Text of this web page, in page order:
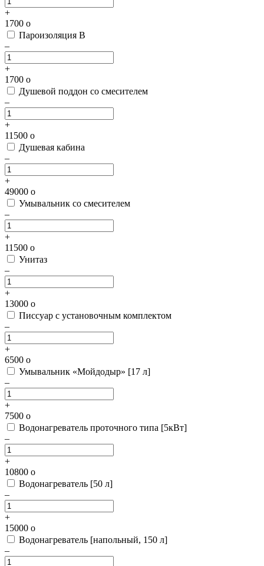
+
1700 o
Пароизоляция В
–
+
1700 o
Душевой поддон со смесителем
–
+
11500 o
Душевая кабина
–
+
49000 o
Умывальник со смесителем
–
+
11500 o
Унитаз
–
+
13000 o
Писсуар с установочным комплектом
–
+
6500 o
Умывальник «Мойдодыр» [17 л]
–
+
7500 o
Водонагреватель проточного типа [5кВт]
–
+
10800 o
Водонагреватель [50 л]
–
+
15000 o
Водонагреватель [напольный, 150 л]
–